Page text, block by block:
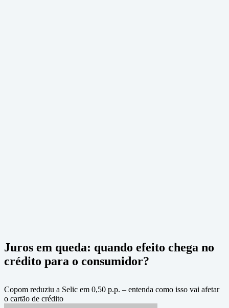
Juros em queda: quando efeito chega no
crédito para o consumidor?
Copom reduziu a Selic em 0,50 p.p. – entenda como isso vai afetar
o cartão de crédito